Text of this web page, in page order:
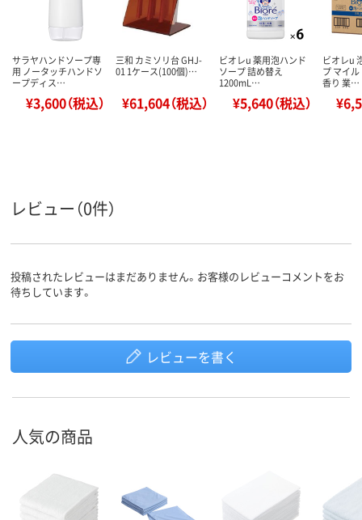
サラヤハンドソープ専
用 ノータッチハンドソ
ープディス…
¥3,600（税込）
三和 カミソリ台 GHJ-
01 1ケース(100個)…
¥61,604（税込）
ビオレu 薬用泡ハンド
ソープ 詰め替え
1200mL…
¥5,640（税込）
ビオレu
プ マイ
香り 業…
レビュー（0件）
投稿されたレビューはまだありません。お客様のレビューコメントをお
待ちしています。
レビューを書く
人気の商品